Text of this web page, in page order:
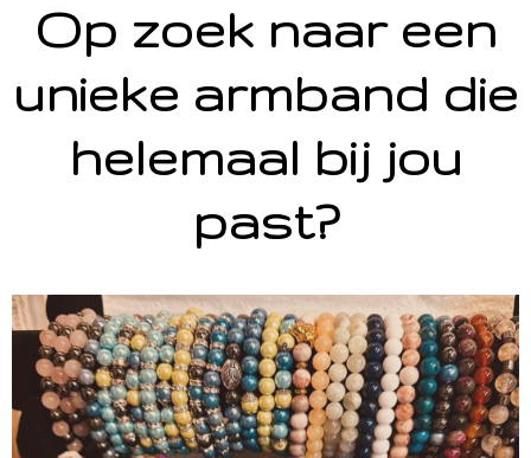
Op zoek naar een
unieke armband die
helemaal bij jou
past?